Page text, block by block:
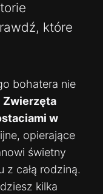
które
bohatera nie
Zwierzęta
w
opierające
świetny
z całą rodziną.
kilka